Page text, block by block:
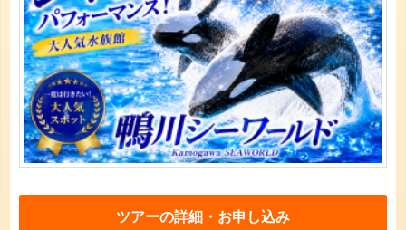
ツアーの詳細・お申し込み